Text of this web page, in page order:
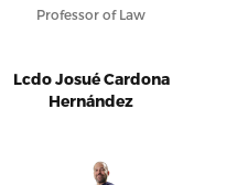
Professor of Law
Lcdo Josué Cardona
Hernández